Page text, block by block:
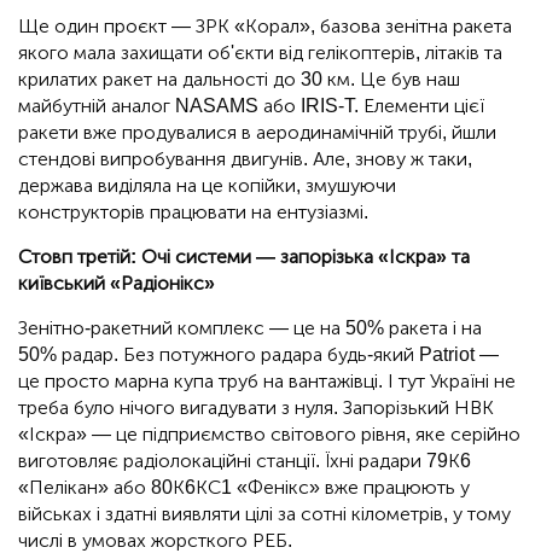
Ще один проєкт — ЗРК «Корал», базова зенітна ракета
якого мала захищати об'єкти від гелікоптерів, літаків та
крилатих ракет на дальності до 30 км. Це був наш
майбутній аналог NASAMS або IRIS-T. Елементи цієї
ракети вже продувалися в аеродинамічній трубі, йшли
стендові випробування двигунів. Але, знову ж таки,
держава виділяла на це копійки, змушуючи
конструкторів працювати на ентузіазмі.
Стовп третій: Очі системи — запорізька «Іскра» та
київський «Радіонікс»
Зенітно-ракетний комплекс — це на 50% ракета і на
50% радар. Без потужного радара будь-який Patriot —
це просто марна купа труб на вантажівці. І тут Україні не
треба було нічого вигадувати з нуля. Запорізький НВК
«Іскра» — це підприємство світового рівня, яке серійно
виготовляє радіолокаційні станції. Їхні радари 79К6
«Пелікан» або 80К6КС1 «Фенікс» вже працюють у
військах і здатні виявляти цілі за сотні кілометрів, у тому
числі в умовах жорсткого РЕБ.